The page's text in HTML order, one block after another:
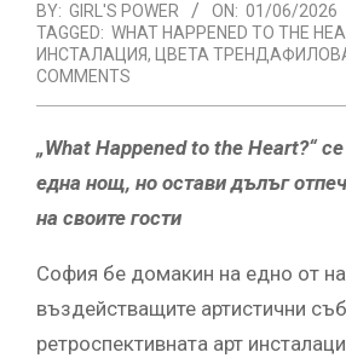
BY: GIRL'S POWER ON: 01/06/2026
TAGGED: WHAT HAPPENED TO THE
ИНСТАЛАЦИЯ, ЦВЕТА
COMMENTS
„What Happened to the Heart?“
една нощ, но остави дълъг
на своите гости
София бе домакин на едно от
въздействащите артистични
ретроспективната арт